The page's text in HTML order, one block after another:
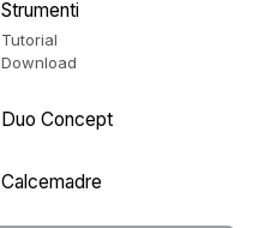
Strumenti
Tutorial
Download
Duo Concept
Calcemadre